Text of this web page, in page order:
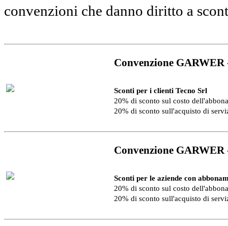
convenzioni che danno diritto a
Convenzione
Sconti per i clienti Tecno Srl
20% di sconto sul costo
20% di sconto sull'acquisto di
Convenzione
Sconti per le aziende con
20% di sconto sul costo
20% di sconto sull'acquisto di